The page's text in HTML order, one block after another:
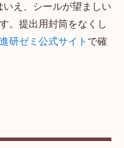
え、シールが望ましい
。提出用封筒をなくし
進研ゼミ公式サイト で確